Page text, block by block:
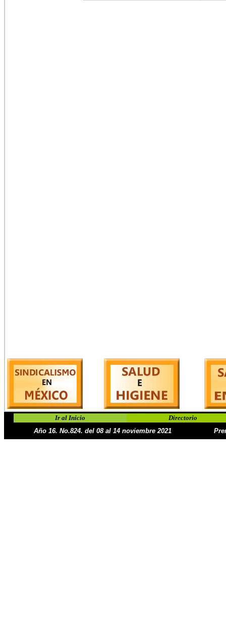
Ir al Inicio
Directorio
Año 16. No.824. del 08 al 14 noviembre 2021